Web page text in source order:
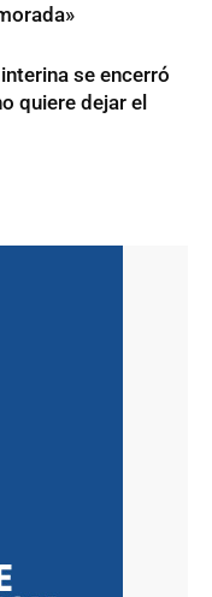
se encerró
quiere dejar el